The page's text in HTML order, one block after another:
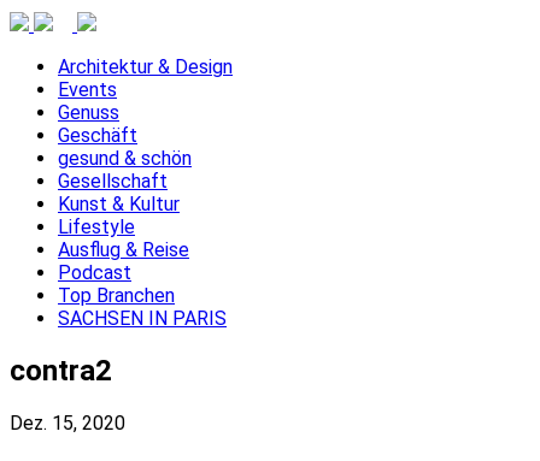
Architektur & Design
Events
Genuss
Geschäft
gesund & schön
Gesellschaft
Kunst & Kultur
Lifestyle
Ausflug & Reise
Podcast
Top Branchen
SACHSEN IN PARIS
contra2
Dez. 15, 2020